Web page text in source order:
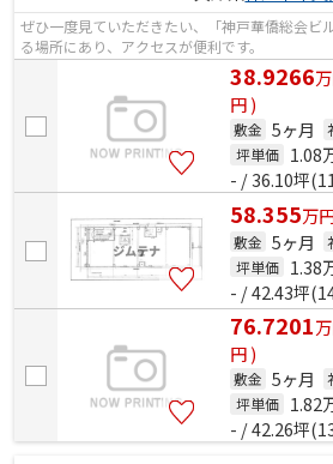
ぜひ一度見ていただきたい、「神戸華僑総会ビ
る場所にあり、アクセスが便利です。
38.9266万
円 )
敷金 5ヶ月
坪単価 1.08
- / 36.10坪
58.355万
敷金 5ヶ月
坪単価 1.38
- / 42.43坪
76.7201万
円 )
敷金 5ヶ月
坪単価 1.82
- / 42.26坪